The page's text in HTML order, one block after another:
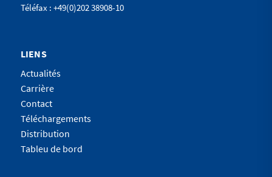
Téléfax : +49(0)202 38908-10
LIENS
Actualités
Carrière
Contact
Téléchargements
Distribution
Tableu de bord